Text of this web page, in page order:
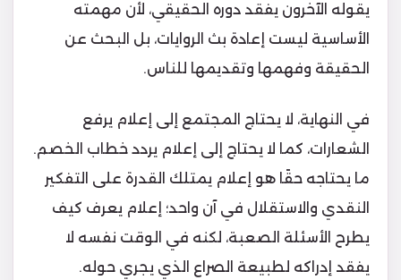
يقوله الآخرون يفقد دوره الحقيقي، لأن مهمته
الأساسية ليست إعادة بث الروايات، بل البحث عن
الحقيقة وفهمها وتقديمها للناس.
في النهاية، لا يحتاج المجتمع إلى إعلام يرفع
الشعارات، كما لا يحتاج إلى إعلام يردد خطاب الخصم.
ما يحتاجه حقًا هو إعلام يمتلك القدرة على التفكير
النقدي والاستقلال في آن واحد؛ إعلام يعرف كيف
يطرح الأسئلة الصعبة، لكنه في الوقت نفسه لا
يفقد إدراكه لطبيعة الصراع الذي يجري حوله.